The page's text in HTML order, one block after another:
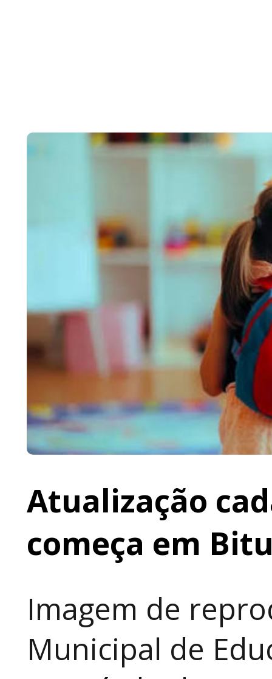
Atualização
começa em
Imagem de
Municipal de